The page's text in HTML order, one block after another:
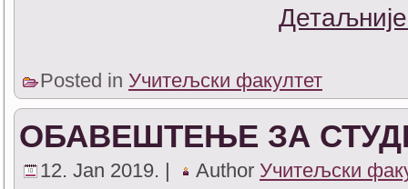
Posted in Учитељски факултет
ОБАВЕШТЕЊЕ ЗА
12. Jan 2019. | Author Учитељски